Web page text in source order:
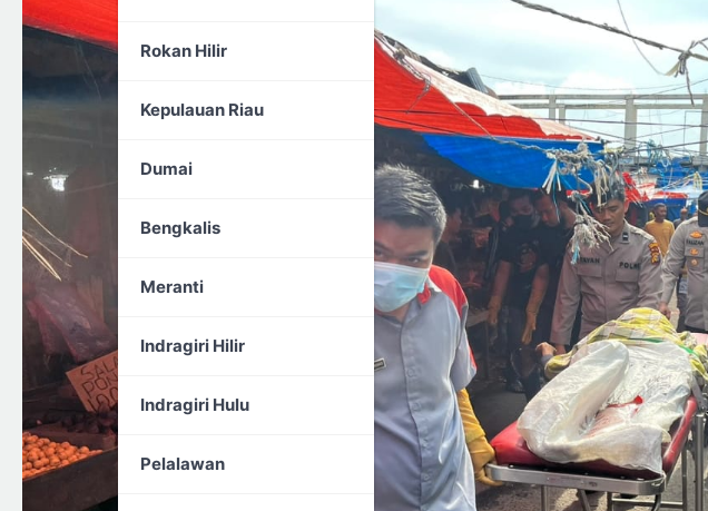
Rokan Hilir
Kepulauan Riau
Dumai
Bengkalis
Meranti
Indragiri Hilir
Indragiri Hulu
Pelalawan